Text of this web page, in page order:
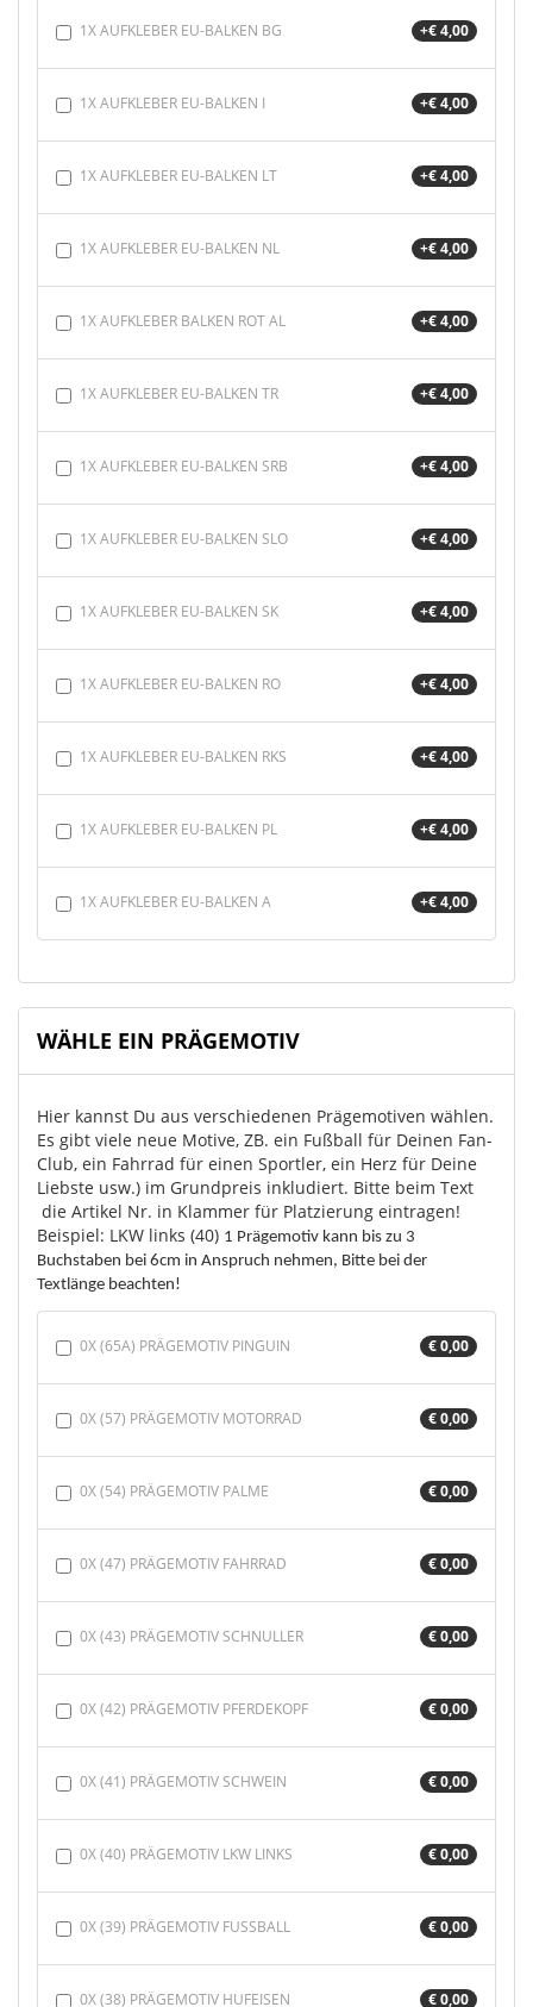
1X AUFKLEBER EU-BALKEN BG +€ 4,00
1X AUFKLEBER EU-BALKEN I +€ 4,00
1X AUFKLEBER EU-BALKEN LT +€ 4,00
1X AUFKLEBER EU-BALKEN NL +€ 4,00
1X AUFKLEBER BALKEN ROT AL +€ 4,00
1X AUFKLEBER EU-BALKEN TR +€ 4,00
1X AUFKLEBER EU-BALKEN SRB +€ 4,00
1X AUFKLEBER EU-BALKEN SLO +€ 4,00
1X AUFKLEBER EU-BALKEN SK +€ 4,00
1X AUFKLEBER EU-BALKEN RO +€ 4,00
1X AUFKLEBER EU-BALKEN RKS +€ 4,00
1X AUFKLEBER EU-BALKEN PL +€ 4,00
1X AUFKLEBER EU-BALKEN A +€ 4,00
WÄHLE EIN PRÄGEMOTIV
Hier kannst Du aus verschiedenen Prägemotiven wählen.
Es gibt viele neue Motive, ZB. ein Fußball für Deinen Fan-
Club, ein Fahrrad für einen Sportler, ein Herz für Deine
Liebste usw.) im Grundpreis inkludiert. Bitte beim Text
die Artikel Nr. in Klammer für Platzierung eintragen!
Beispiel: LKW links (40) 1 Prägemotiv kann bis zu 3
Buchstaben bei 6cm in Anspruch nehmen, Bitte bei der
Textlänge beachten!
0X (65A) PRÄGEMOTIV PINGUIN € 0,00
0X (57) PRÄGEMOTIV MOTORRAD € 0,00
0X (54) PRÄGEMOTIV PALME € 0,00
0X (47) PRÄGEMOTIV FAHRRAD € 0,00
0X (43) PRÄGEMOTIV SCHNULLER € 0,00
0X (42) PRÄGEMOTIV PFERDEKOPF € 0,00
0X (41) PRÄGEMOTIV SCHWEIN € 0,00
0X (40) PRÄGEMOTIV LKW LINKS € 0,00
0X (39) PRÄGEMOTIV FUSSBALL € 0,00
0X (38) PRÄGEMOTIV HUFEISEN € 0,00